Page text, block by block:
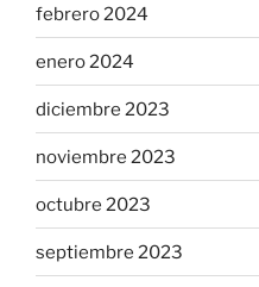
febrero 2024
enero 2024
diciembre 2023
noviembre 2023
octubre 2023
septiembre 2023